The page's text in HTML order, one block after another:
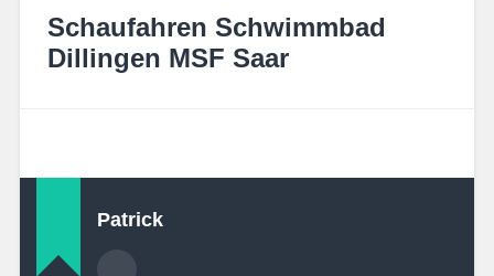
Schaufahren Schwimmbad
Dillingen MSF Saar
Patrick